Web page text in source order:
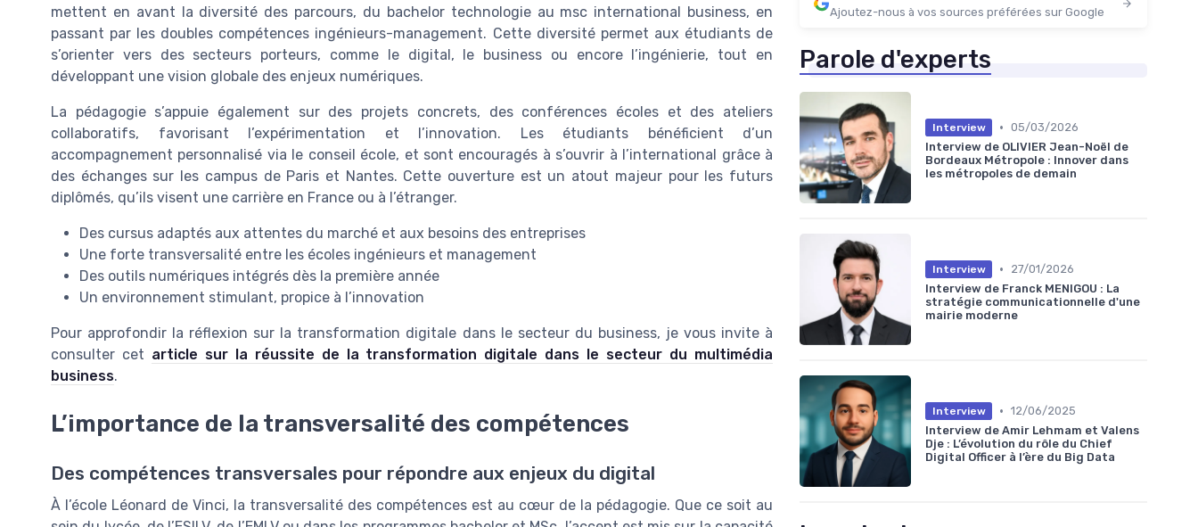
mettent en avant la diversité des parcours, du bachelor technologie au msc international business, en
passant par les doubles compétences ingénieurs-management. Cette diversité permet aux étudiants de
s’orienter vers des secteurs porteurs, comme le digital, le business ou encore l’ingénierie, tout en
développant une vision globale des enjeux numériques.
La pédagogie s’appuie également sur des projets concrets, des conférences écoles et des ateliers
collaboratifs, favorisant l’expérimentation et l’innovation. Les étudiants bénéficient d’un
accompagnement personnalisé via le conseil école, et sont encouragés à s’ouvrir à l’international grâce à
des échanges sur les campus de Paris et Nantes. Cette ouverture est un atout majeur pour les futurs
diplômés, qu’ils visent une carrière en France ou à l’étranger.
Des cursus adaptés aux attentes du marché et aux besoins des entreprises
Une forte transversalité entre les écoles ingénieurs et management
Des outils numériques intégrés dès la première année
Un environnement stimulant, propice à l’innovation
Pour approfondir la réflexion sur la transformation digitale dans le secteur du business, je vous invite à
consulter cet article sur la réussite de la transformation digitale dans le secteur du multimédia
business.
L’importance de la transversalité des compétences
Des compétences transversales pour répondre aux enjeux du digital
À l’école Léonard de Vinci, la transversalité des compétences est au cœur de la pédagogie. Que ce soit au
Ajoutez-nous à vos sources préférées sur Google
Parole d'experts
Interview • 05/03/2026
Interview de OLIVIER Jean-Noël de
Bordeaux Métropole : Innover dans
les métropoles de demain
Interview •
27/01/2026
Interview de Franck MENIGOU : La
stratégie communicationnelle d'une
mairie moderne
Interview • 12/06/2025
Interview de Amir Lehmam et Valens
Dje : L’évolution du rôle du Chief
Digital Officer à l’ère du Big Data